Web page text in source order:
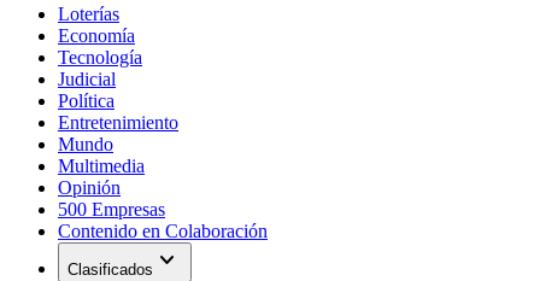
Loterías
Economía
Tecnología
Judicial
Política
Entretenimiento
Mundo
Multimedia
Opinión
500 Empresas
Contenido en Colaboración
Clasificados expand_more